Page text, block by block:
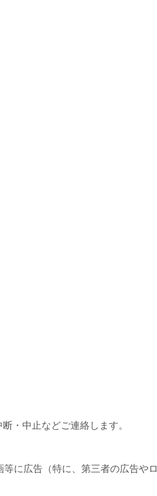
・中止などご連絡します。
に広告（特に、第三者の広告やロ